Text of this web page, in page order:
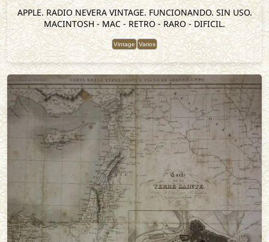
APPLE. RADIO NEVERA VINTAGE. FUNCIONANDO. SIN USO.
MACINTOSH - MAC - RETRO - RARO - DIFICIL.
Vintage Varios